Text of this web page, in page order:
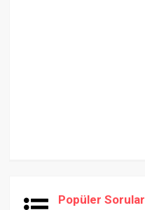
Popüler Sorular